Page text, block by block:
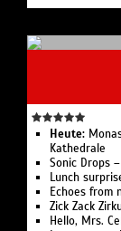
Heute:
Kathedrale‍
Sonic Drops
Lunch
Echoes from
Zick Zack
Hello, Mrs.